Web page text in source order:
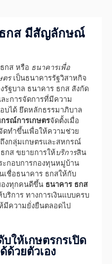
ธกส มีสัญลักษณ์
กส หรือ ธนาคารเพื่อ
ตรเป็นธนาคารรัฐวิสาหกิจ
ฐบาล ธนาคาร ธกส สังกัด
ะการจัดการที่มีความ
บได้ ยึดหลักธรรมาภิบาล
รณ์การเกษตรจัดตั้งเมื่อ
ดทำขึ้นเพื่อให้ความช่วย
ถึงกลุ่มเกษตรและสหกรณ์
กส ขยายการให้บริการสิน
ะกอบการกองทุนหมู่บ้าน
ชื่อธนาคาร ธกสให้กับ
องทุกคนดีขึ้น ธนาคาร ธกส
ริการ ทางการเงินแบบครบ
ความยั่งยืนตลอดไป
ให้เกษตรกรเปิด
วยตัวเอง